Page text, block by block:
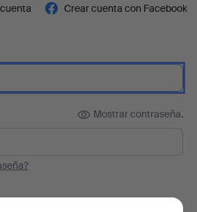
Crear cuenta con Facebook
Mostrar contraseña.